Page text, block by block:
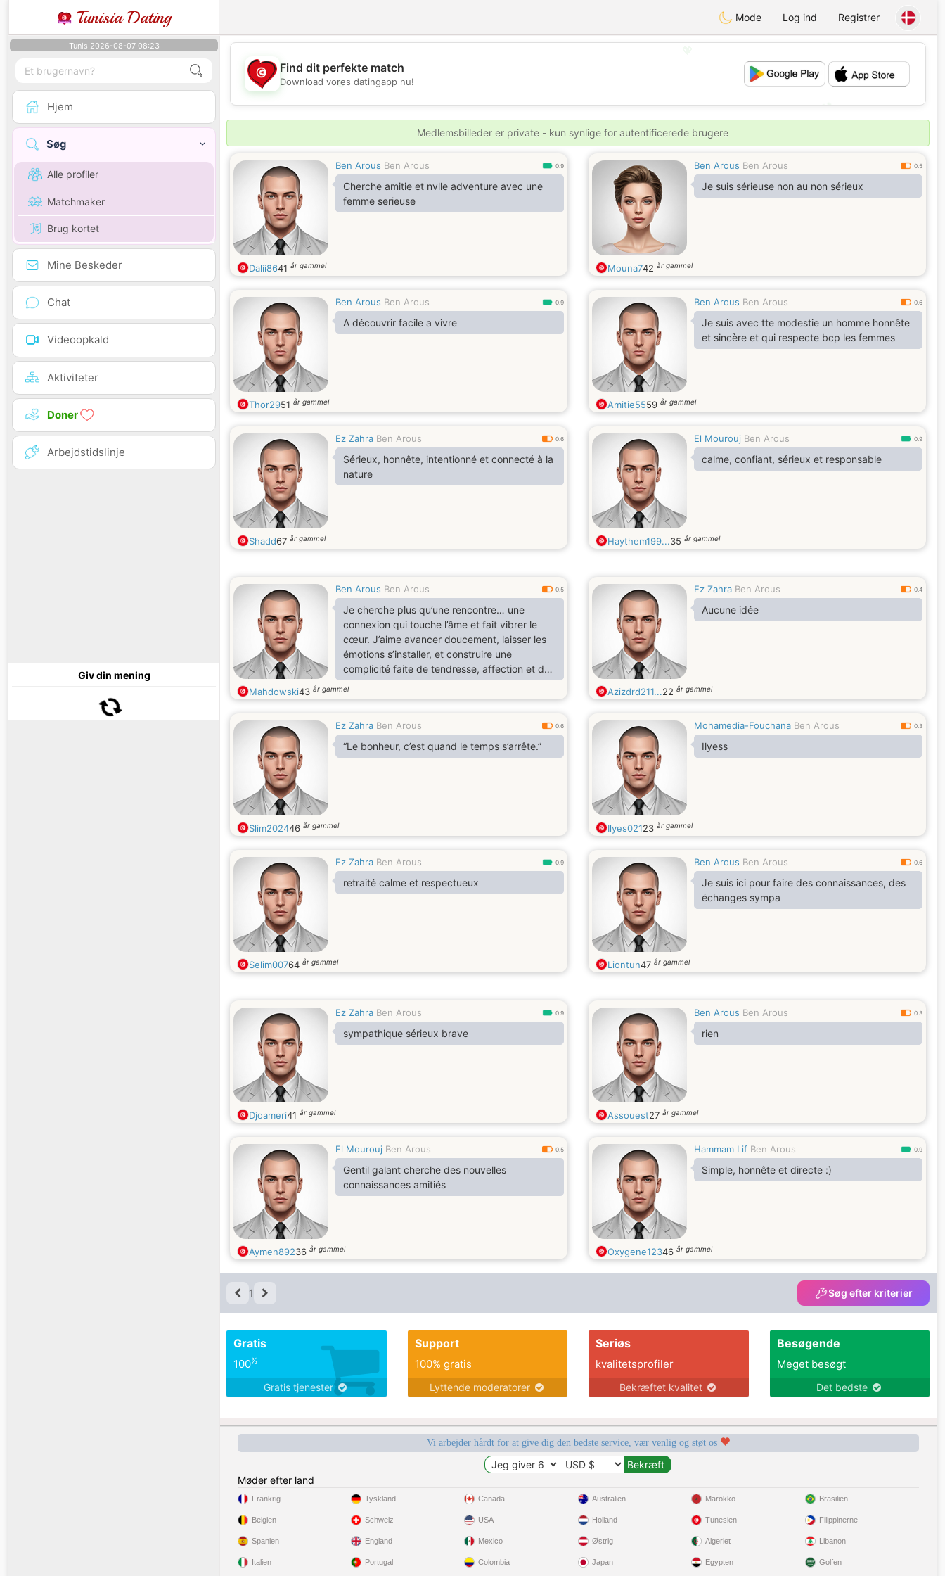
Tunisia Dating Mode Log ind Registrer
Tunis 2026-08-07 08:23
Hjem
Søg
Alle profiler
Matchmaker
Brug kortet
Mine Beskeder
Chat
Videoopkald
Aktiviteter
Doner
Arbejdstidslinje
Giv din mening
💖
💕
Find dit perfekte match
Download vores datingapp nu!
Medlemsbilleder er private - kun synlige for autentificerede brugere
Ben Arous Ben Arous 0.9
Cherche amitie et nvlle adventure avec une
femme serieuse
Dalii8641 år gammel
Ben Arous Ben Arous 0.5
Je suis sérieuse non au non sérieux
Mouna742 år gammel
Ben Arous Ben Arous 0.9
A découvrir facile a vivre
Thor2951 år gammel
Ben Arous Ben Arous 0.6
Je suis avec tte modestie un homme honnête
et sincère et qui respecte bcp les femmes
Amitie5559 år gammel
Ez Zahra Ben Arous 0.6
Sérieux, honnête, intentionné et connecté à la
nature
Shadd67 år gammel
El Mourouj Ben Arous 0.9
calme, confiant, sérieux et responsable
Haythem199...35 år gammel
Ben Arous Ben Arous 0.5
Je cherche plus qu’une rencontre… une
connexion qui touche l’âme et fait vibrer le
cœur. J’aime avancer doucement, laisser les
émotions s’installer, et construire une
complicité faite de tendresse, affection et de
passion
Mahdowski43 år gammel
Ez Zahra Ben Arous 0.4
Aucune idée
Azizdrd211...22 år gammel
Ez Zahra Ben Arous 0.6
“Le bonheur, c’est quand le temps s’arrête.”
Slim202446 år gammel
Mohamedia-Fouchana Ben Arous 0.3
Ilyess
Ilyes02123 år gammel
Ez Zahra Ben Arous 0.9
retraité calme et respectueux
Selim00764 år gammel
Ben Arous Ben Arous 0.6
Je suis ici pour faire des connaissances, des
échanges sympa
Liontun47 år gammel
Ez Zahra Ben Arous 0.9
sympathique sérieux brave
Djoameri41 år gammel
Ben Arous Ben Arous 0.3
rien
Assouest27 år gammel
El Mourouj Ben Arous 0.5
Gentil galant cherche des nouvelles
connaissances amitiés
Aymen89236 år gammel
Hammam Lif Ben Arous 0.9
Simple, honnête et directe :)
Oxygene12346 år gammel
1 Søg efter kriterier
Gratis
100%
Gratis tjenester
Support
100% gratis
Lyttende moderatorer
Seriøs
kvalitetsprofiler
Bekræftet kvalitet
Besøgende
Meget besøgt
Det bedste
Vi arbejder hårdt for at give dig den bedste service, vær venlig og støt os
Møder efter land
Frankrig
Belgien
Spanien
Italien
Tyskland
Schweiz
England
Portugal
Canada
USA
Mexico
Colombia
Australien
Holland
Østrig
Japan
Marokko
Tunesien
Algeriet
Egypten
Brasilien
Filippinerne
Libanon
Golfen